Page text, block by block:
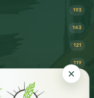
193
143
121
119
116